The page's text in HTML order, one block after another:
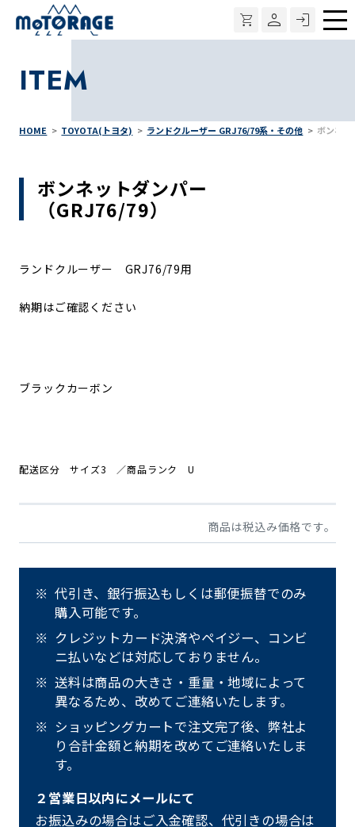
ITEM
HOME TOYOTA(トヨタ) ランドクルーザー GRJ76/79系・その他 ボンネ
ボンネットダンパー
（GRJ76/79）
ランドクルーザー GRJ76/79用
納期はご確認ください
ブラックカーボン
配送区分 サイズ3 ／商品ランク U
商品は税込み価格です。
代引き、銀行振込もしくは郵便振替でのみ
購入可能です。
クレジットカード決済やペイジー、コンビ
ニ払いなどは対応しておりません。
送料は商品の大きさ・重量・地域によって
異なるため、改めてご連絡いたします。
ショッピングカートで注文完了後、弊社よ
り合計金額と納期を改めてご連絡いたしま
す。
２営業日以内にメールにて
お振込みの場合はご入金確認、代引きの場合は
メ